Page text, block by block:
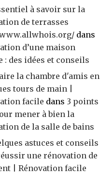
à savoir sur la
de terrasses
dans
d’une maison
: des idées et conseils
la chambre d'amis en
tours de main |
facile dans 3 points
mener à bien la
de la salle de bains
astuces et conseils
une rénovation de
| Rénovation facile